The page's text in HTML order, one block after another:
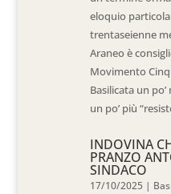
eloquio
trentaseienne
Araneo è
Movimento
Basilicata un
un po’ più
INDOVINA
PRANZO
SINDACO
17/10/2025 |